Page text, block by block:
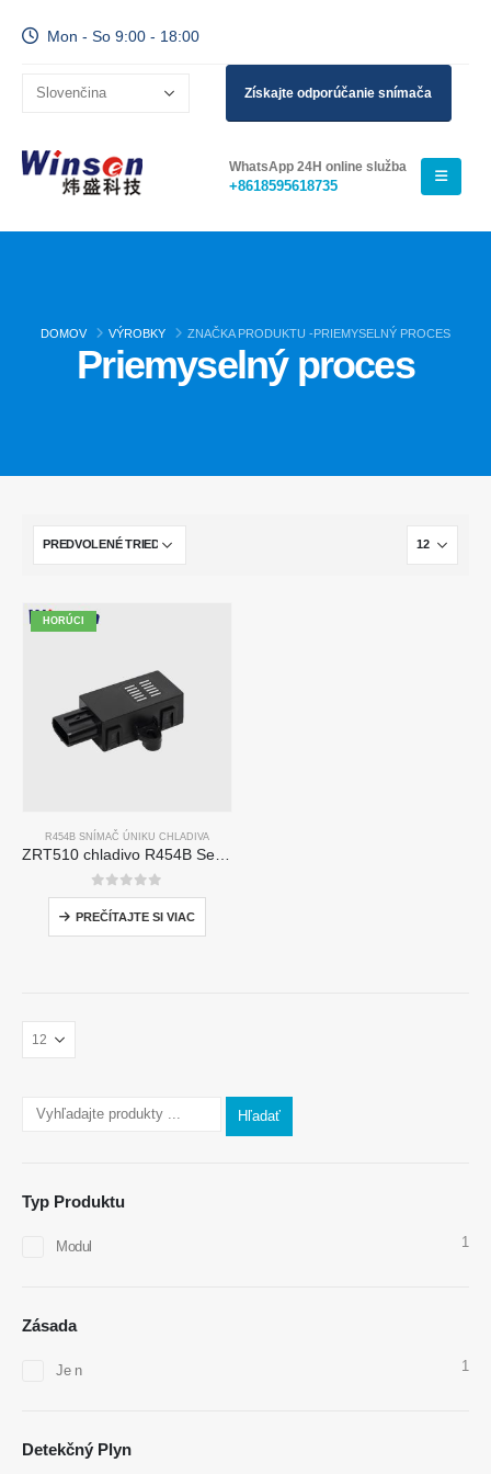
Mon - So 9:00 - 18:00
Získajte odporúčanie snímača
WhatsApp 24H online služba
+8618595618735
DOMOV VÝROBKY ZNAČKA PRODUKTU -PRIEMYSELNÝ PROCES
Priemyselný proces
HORÚCI
R454B SNÍMAČ ÚNIKU CHLADIVA
0z 5
PREČÍTAJTE SI VIAC
Hľadať
Typ Produktu
Modul 1
Zásada
Je n 1
Detekčný Plyn
Kontaktujte nás
Whatsapp
Wechat: 18569903598
Wechat
Horúce výrobky